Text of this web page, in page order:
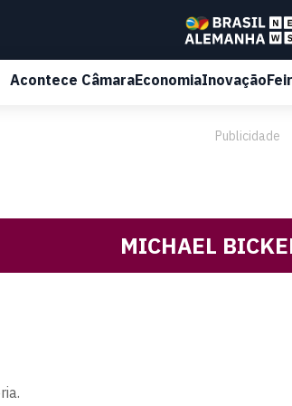
Acontece CâmaraEconomiaInovação
Publicidade
MICHAEL